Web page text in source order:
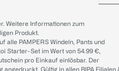
Weitere Informationen zum
Produkt.
alle PAMPERS Windeln, Pants und
Starter-Set im Wert von 54.99 €,
pro Einkauf einlösbar. Der
Gültig in allen BIPA Filialen